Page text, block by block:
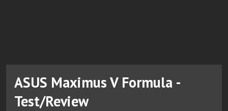
ASUS Maximus V Formula -
Test/Review